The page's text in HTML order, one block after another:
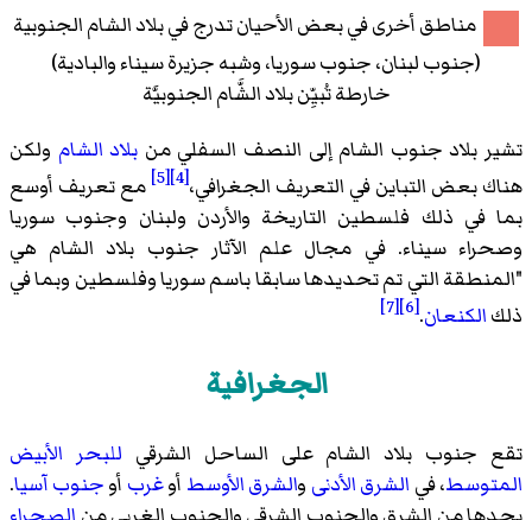
مناطق أخرى في بعض الأحيان تدرج في بلاد الشام الجنوبية
(جنوب لبنان، جنوب سوريا، وشبه جزيرة سيناء والبادية)
خارطة تُبيِّن بلاد الشَّام الجنوبيَّة
تشير بلاد جنوب الشام إلى النصف السفلي من بلاد الشام ولكن
هناك بعض التباين في التعريف الجغرافي،[4]
[5]
مع تعريف أوسع
بما في ذلك فلسطين التاريخة والأردن ولبنان وجنوب سوريا
وصحراء سيناء. في مجال علم الآثار جنوب بلاد الشام هي
"المنطقة التي تم تحديدها سابقا باسم سوريا وفلسطين وبما في
ذلكالكنعان.
[6]
[7]
الجغرافية
تقع جنوب بلاد الشام على الساحل الشرقي للبحر الأبيض
المتوسط، في الشرق الأدنى والشرق الأوسط أوغرب أوجنوب آسيا.